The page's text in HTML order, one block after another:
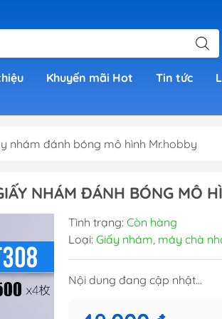
Khuyến mãi Hot Tin tức
(Real
nhám đánh bóng mô hình Mr.hobby
NHÁM ĐÁNH BÓNG MÔ
Tình trạng: Còn hàng
Loại: Giấy nhám, máy chà
Nội dung đang cập nhật...